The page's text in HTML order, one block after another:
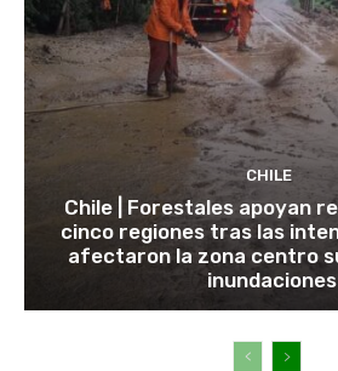
CHILE
Chile | Forestales apoyan
cinco regiones tras las
afectaron la zona centro
inundaciones